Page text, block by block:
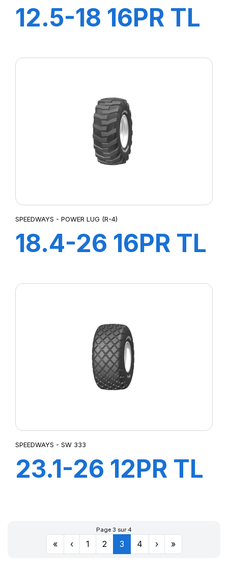
12.5-18 16PR TL
SPEEDWAYS - POWER LUG (R-4)
18.4-26 16PR TL
SPEEDWAYS - SW 333
23.1-26 12PR TL
Page 3 sur 4
« ‹ 1 2 3 4 › »